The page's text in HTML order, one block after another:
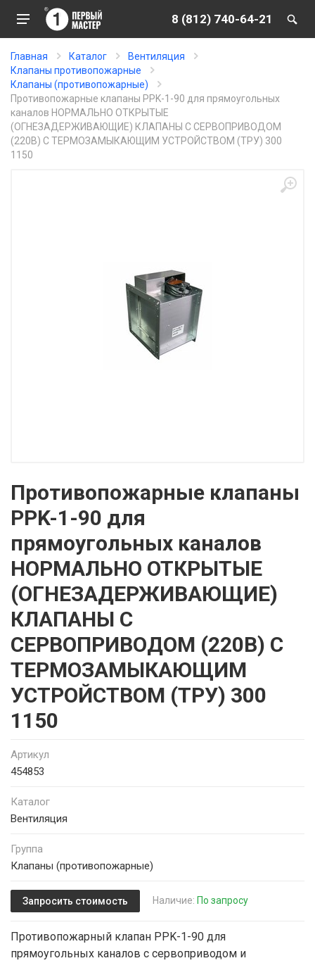
8 (812) 740-64-21
Главная Каталог
Вентиляция
Клапаны противопожарные
Клапаны (противопожарные)
Противопожарные клапаны PPK-1-90 для прямоугольных
каналов НОРМАЛЬНО ОТКРЫТЫЕ
(ОГНЕЗАДЕРЖИВАЮЩИЕ) КЛАПАНЫ С СЕРВОПРИВОДОМ
(220В) С ТЕРМОЗАМЫКАЮЩИМ УСТРОЙСТВОМ (ТРУ) 300
1150
Противопожарные клапаны
PPK-1-90 для
прямоугольных каналов
НОРМАЛЬНО ОТКРЫТЫЕ
(ОГНЕЗАДЕРЖИВАЮЩИЕ)
КЛАПАНЫ С
СЕРВОПРИВОДОМ (220В) С
ТЕРМОЗАМЫКАЮЩИМ
УСТРОЙСТВОМ (ТРУ) 300
1150
Артикул
454853
Каталог
Вентиляция
Группа
Клапаны (противопожарные)
Запросить стоимость Наличие: По запросу
Противопожарный клапан PPK-1-90 для
прямоугольных каналов с сервоприводом и